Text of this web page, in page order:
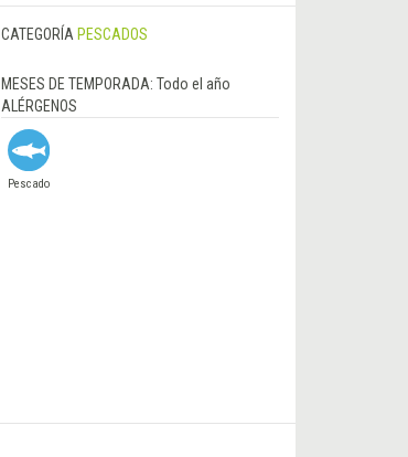
CATEGORÍA PESCADOS
MESES DE TEMPORADA: Todo el año
ALÉRGENOS
Pescado